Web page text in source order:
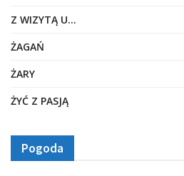
Z WIZYTĄ U…
ŻAGAŃ
ŻARY
ŻYĆ Z PASJĄ
Pogoda